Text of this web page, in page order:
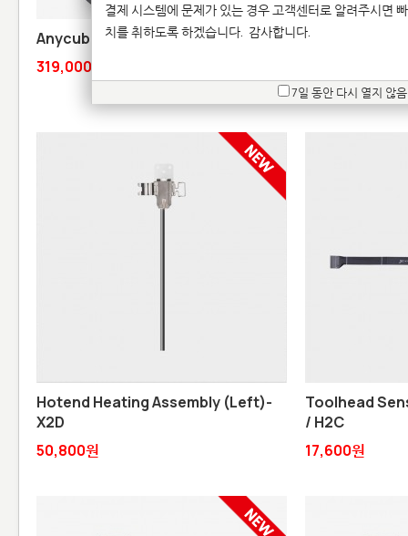
Anycubic Wash and Cure 3 Plus
319,000원
Anycubic
Hotend Heating Assembly (Left)-
X2D
50,800원
Toolhead
/ H2C
17,600원
결제 시스템에 문제가 있는 경우 고객센터로 알려주시면
치를 취하도록 하겠습니다. 감사합니다.
7일 동안 다시 열지 않음